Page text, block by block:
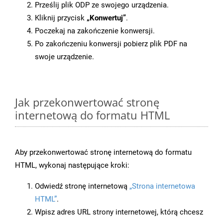
Prześlij plik ODP ze swojego urządzenia.
Kliknij przycisk „Konwertuj”.
Poczekaj na zakończenie konwersji.
Po zakończeniu konwersji pobierz plik PDF na
swoje urządzenie.
Jak przekonwertować stronę
internetową do formatu HTML
Aby przekonwertować stronę internetową do formatu
HTML, wykonaj następujące kroki:
Odwiedź stronę internetową „Strona internetowa
HTML”.
Wpisz adres URL strony internetowej, którą chcesz